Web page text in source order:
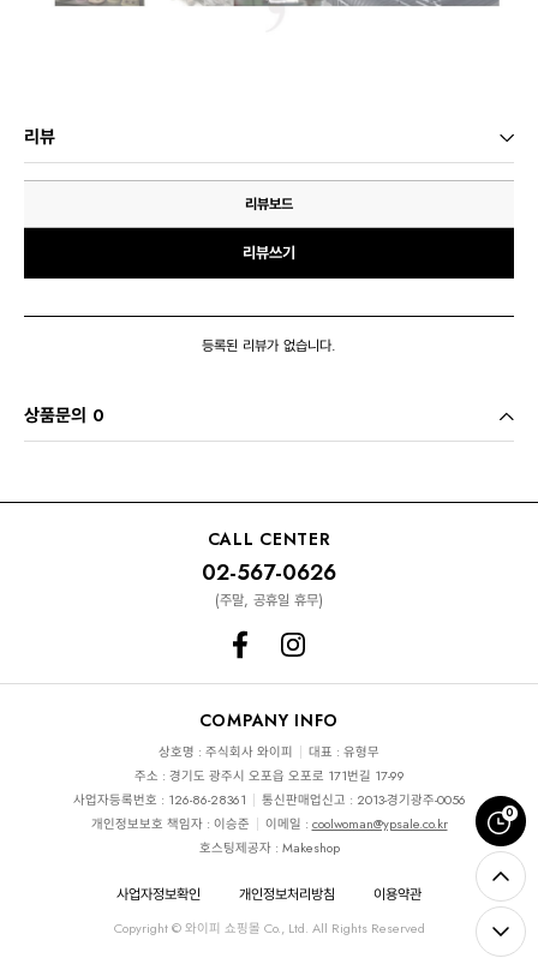
0
리뷰
리뷰보드
리뷰쓰기
등록된 리뷰가 없습니다.
상품문의 0
CALL CENTER
02-567-0626
(주말, 공휴일 휴무)
COMPANY INFO
상호명 : 주식회사 와이피
대표 : 유형무
주소 : 경기도 광주시 오포읍 오포로 171번길 17-99
사업자등록번호 : 126-86-28361
통신판매업신고 : 2013-경기광주-0056
개인정보보호 책임자 : 이승준
이메일 : coolwoman@ypsale.co.kr
호스팅제공자 : Makeshop
사업자정보확인 개인정보처리방침 이용약관
Copyright © 와이피 쇼핑몰 Co., Ltd. All Rights Reserved